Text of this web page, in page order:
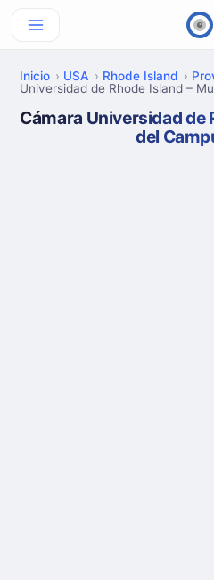
Inicio USA Rhode Island
Universidad de Rhode Island –
Cámara Universidad de
del